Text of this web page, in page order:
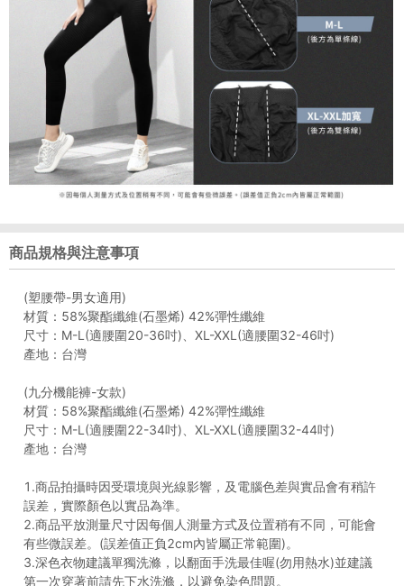
商品規格與注意事項
(塑腰帶-男女適用)
材質：58%聚酯纖維(石墨烯) 42%彈性纖維
尺寸：M-L(適腰圍20-36吋)、XL-XXL(適腰圍32-46吋)
產地：台灣
(九分機能褲-女款)
材質：58%聚酯纖維(石墨烯) 42%彈性纖維
尺寸：M-L(適腰圍22-34吋)、XL-XXL(適腰圍32-44吋)
產地：台灣
1.商品拍攝時因受環境與光線影響，及電腦色差與實品會有稍許
誤差，實際顏色以實品為準。
2.商品平放測量尺寸因每個人測量方式及位置稍有不同，可能會
有些微誤差。(誤差值正負2cm內皆屬正常範圍)。
3.深色衣物建議單獨洗滌，以翻面手洗最佳喔(勿用熱水)並建議
第一次穿著前請先下水洗滌，以避免染色問題。